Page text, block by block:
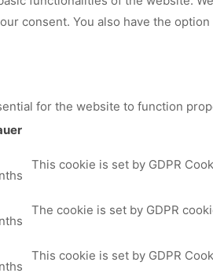
consent. You also have the
for the website to function
This cookie is set by GDPR
The cookie is set by GDPR
This cookie is set by GDPR